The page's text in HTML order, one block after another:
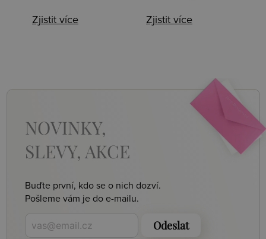
Zjistit více Zjistit více
NOVINKY,
SLEVY, AKCE
Buďte první, kdo se o nich dozví.
Pošleme vám je do e-mailu.
Odeslat